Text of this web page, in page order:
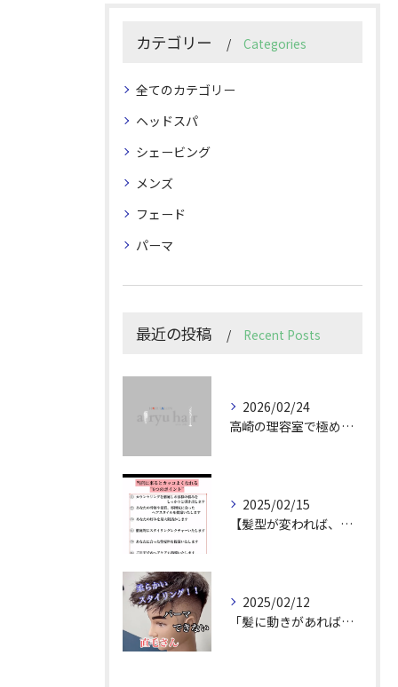
カテゴリー Categories
全てのカテゴリー
ヘッドスパ
シェービング
メンズ
フェード
パーマ
最近の投稿 Recent Posts
2026/02/24
高崎の理容室で極めるメンズカット技術
2025/02/15
【髪型が変われば、人生が変わる。
2025/02/12
「髪に動きがあれば印象は変わる！」